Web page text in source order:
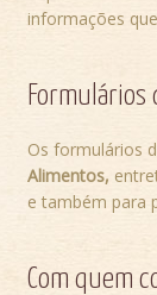
informações
Formulários
Os formulários
Alimentos,
e também para
Com quem